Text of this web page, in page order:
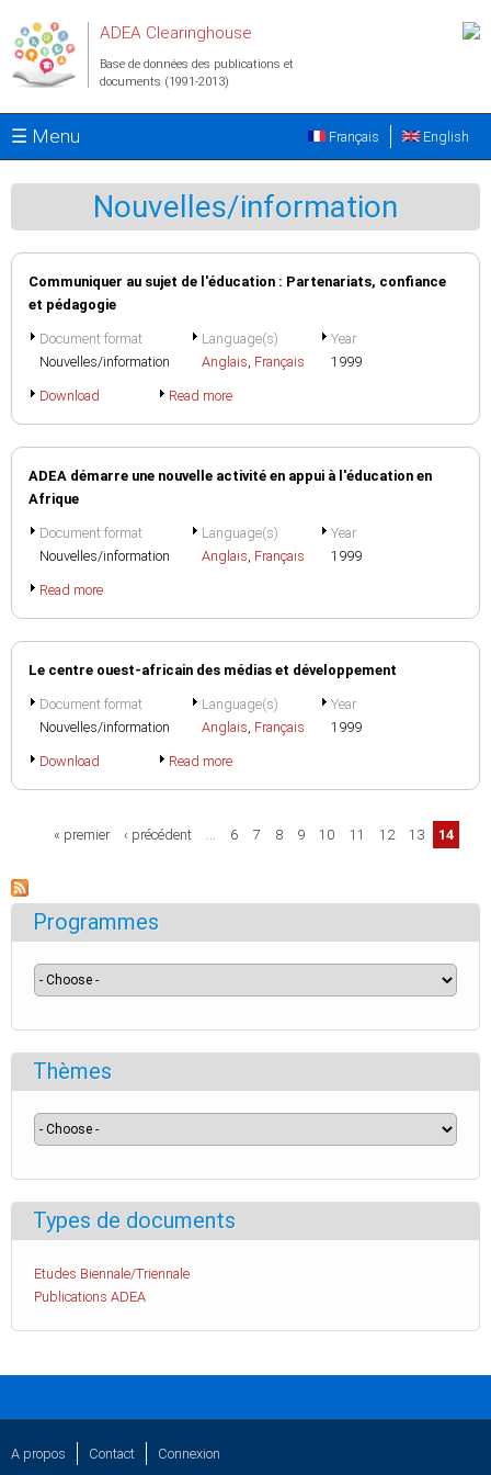
ADEA Clearinghouse
Base de données des publications et
documents (1991-2013)
☰ Menu English
Français
Nouvelles/information
Communiquer au sujet de l'éducation : Partenariats, confiance
et pédagogie
Document format
Nouvelles/information
Language(s)
Anglais, Français
Year
1999
Download Read more
ADEA démarre une nouvelle activité en appui à l'éducation en
Afrique
Document format
Nouvelles/information
Language(s)
Anglais, Français
Year
1999
Read more
Le centre ouest-africain des médias et développement
Document format
Nouvelles/information
Language(s)
Anglais, Français
Year
1999
Download Read more
Pages« premier ‹ précédent … 6 7 8 9 10 11 12 13 14
Programmes
Thèmes
Types de documents
Etudes Biennale/Triennale
Publications ADEA
A propos Contact Connexion